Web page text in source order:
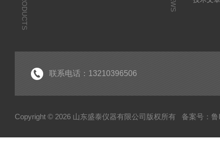
PRODUCTS
联系电话：13210396506
Copyright © 2026 山东盛泰仪器有限公司版权所有 备案号：